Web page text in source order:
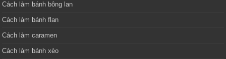
Cách làm bánh bông lan
Cách làm bánh flan
Cách làm caramen
Cách làm bánh xèo